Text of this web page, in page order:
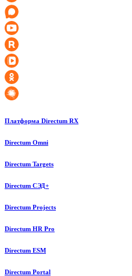
Платформа Directum RX
Directum Omni
Directum Targets
Directum СЭД+
Directum Projects
Directum HR Pro
Directum ESM
Directum Portal